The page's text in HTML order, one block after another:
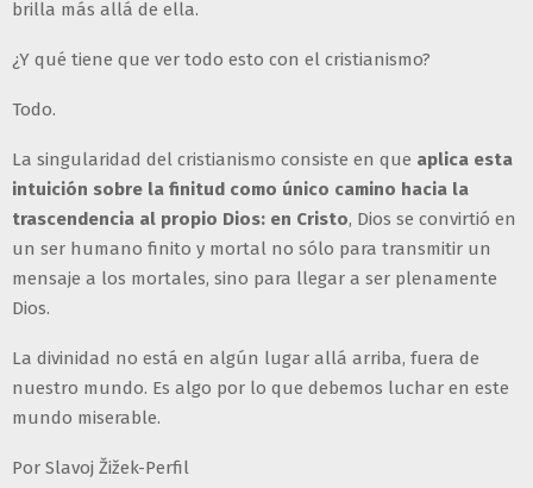
brilla más allá de ella.
¿Y qué tiene que ver todo esto con el cristianismo?
Todo.
La singularidad del cristianismo consiste en que aplica esta
intuición sobre la finitud como único camino hacia la
trascendencia al propio Dios: en Cristo, Dios se convirtió en
un ser humano finito y mortal no sólo para transmitir un
mensaje a los mortales, sino para llegar a ser plenamente
Dios.
La divinidad no está en algún lugar allá arriba, fuera de
nuestro mundo. Es algo por lo que debemos luchar en este
mundo miserable.
Por Slavoj Žižek-Perfil